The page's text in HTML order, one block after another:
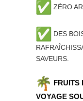
ZÉRO
DES
SAVEURS.
FRUITS
VOYAGE